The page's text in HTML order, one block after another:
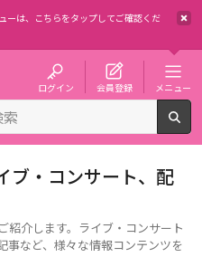
は、
こちらをタップしてご確認くだ
ログイン 会員登録 メニュー
ブ・コンサート、配
紹介します。ライブ・コンサート
事など、様々な情報コンテンツを